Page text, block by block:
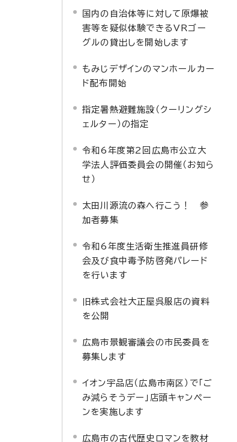
国内の自治体等に対して原爆被
害等を疑似体験できるVRゴー
グルの貸出しを開始します
もみじデザインのマンホールカー
ド配布開始
指定暑熱避難施設（クーリングシ
ェルター）の指定
令和6年度第2回広島市公立大
学法人評価委員会の開催（お知ら
せ）
太田川源流の森へ行こう！ 参
加者募集
令和6年度生活衛生推進員研修
会及び食中毒予防啓発パレード
を行います
旧株式会社大正屋呉服店の資料
を公開
広島市景観審議会の市民委員を
募集します
イオン宇品店（広島市南区）で「ご
み減らそうデー」店頭キャンペー
ンを実施します
広島市の古代歴史ロマンを教材